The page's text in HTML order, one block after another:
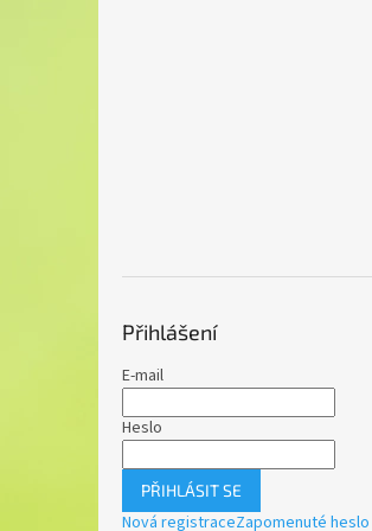
Přihlášení
E-mail
Heslo
PŘIHLÁSIT SE
Nová registraceZapomenuté heslo